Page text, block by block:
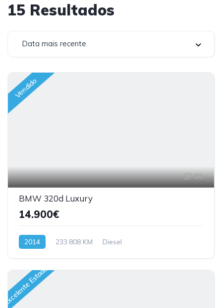
15 Resultados
Data mais recente
Vendido
30
BMW 320d Luxury
14.900€
2014 233.808 KM Diesel
Excelente Estado